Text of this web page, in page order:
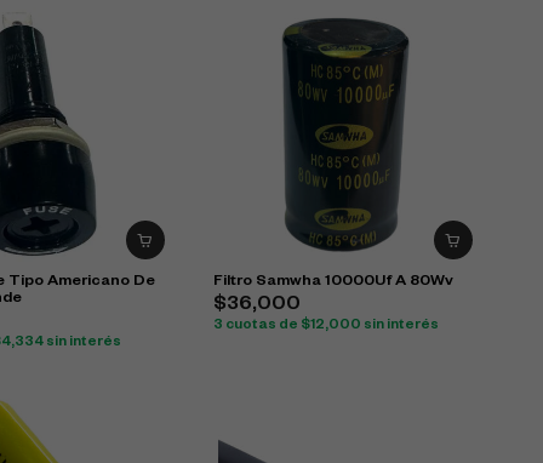
Tipo Americano De
4,334 sin interés
Filtro Samwha 10000Uf A 80Wv
$36,000
3 cuotas de $12,000 sin interés